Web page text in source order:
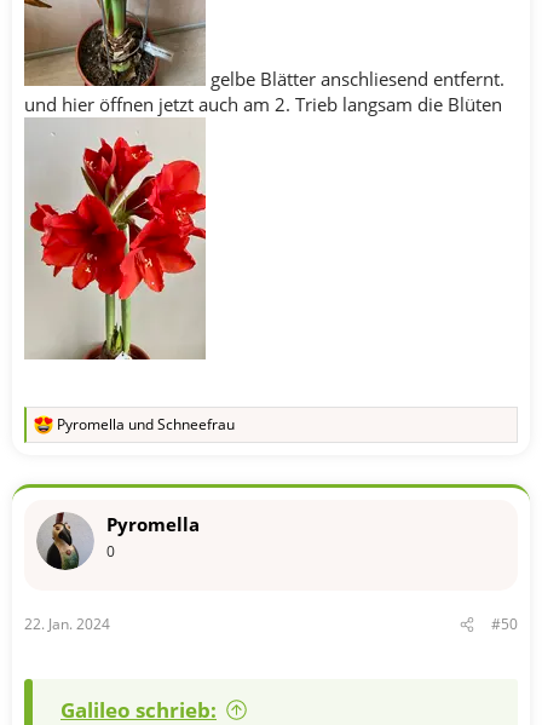
gelbe Blätter anschliesend entfernt.
und hier öffnen jetzt auch am 2. Trieb langsam die Blüten
R
k
o
:
Pyromella undSchneefrau
Pyromella
0
22. Jan. 2024 #50
Galileo schrieb: